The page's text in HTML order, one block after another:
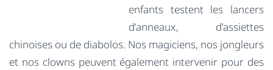
enfants testent les lancers
d’anneaux, d’assiettes
chinoises ou de diabolos. Nos magiciens, nos jongleurs
et nos clowns peuvent également intervenir pour des